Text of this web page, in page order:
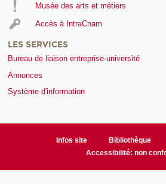
Musée des arts et métiers
Accès à IntraCnam
LES SERVICES
Bureau de liaison entreprise-université
Annonces
Système d'information
Infos site Bibliothèque
Accessibilité: non